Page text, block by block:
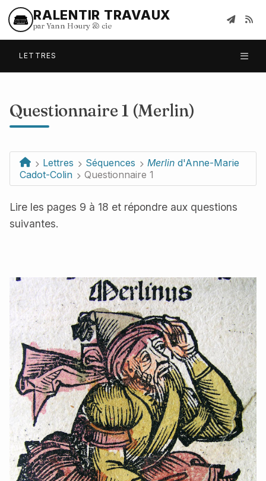
RALENTIR TRAVAUX
par Yann Houry & cie
LETTRES
Questionnaire 1 (Merlin)
Lettres Séquences Merlin d'Anne-Marie
Cadot-Colin
Questionnaire 1
Lire les pages 9 à 18 et répondre aux questions
suivantes.